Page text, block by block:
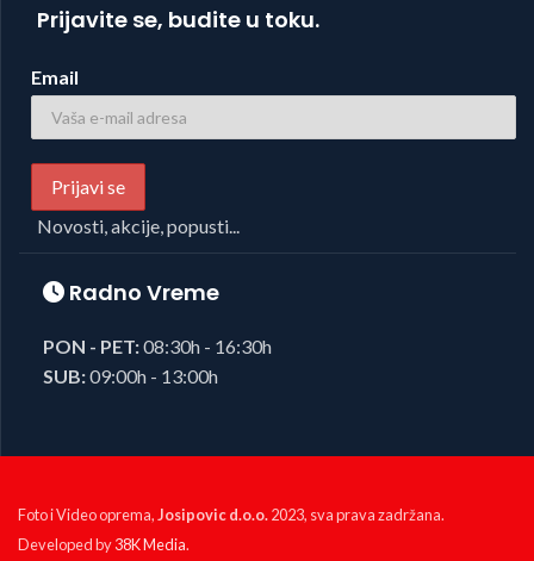
Prijavite se, budite u toku.
Email
Novosti, akcije, popusti...
Radno Vreme
PON - PET:08:30h - 16:30h
SUB:09:00h - 13:00h
Foto i Video oprema,Josipovic d.o.o.2023, sva prava zadržana.
Developed by38K Media.